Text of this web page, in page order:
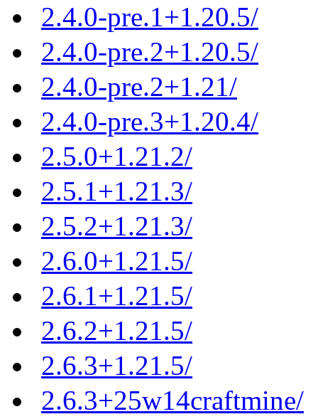
2.4.0-pre.1+1.20.5/
2.4.0-pre.2+1.20.5/
2.4.0-pre.2+1.21/
2.4.0-pre.3+1.20.4/
2.5.0+1.21.2/
2.5.1+1.21.3/
2.5.2+1.21.3/
2.6.0+1.21.5/
2.6.1+1.21.5/
2.6.2+1.21.5/
2.6.3+1.21.5/
2.6.3+25w14craftmine/